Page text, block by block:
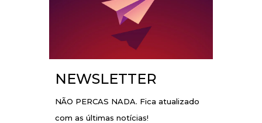
NEWSLETTER
NÃO PERCAS NADA. Fica atualizado
com as últimas notícias!